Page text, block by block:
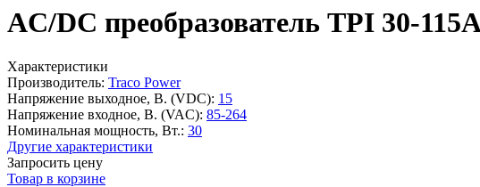
AC/DC преобразователь TPI 30-
Характеристики
Производитель: Traco Power
Напряжение выходное, В. (VDC): 15
Напряжение входное, В. (VAC): 85-264
Номинальная мощность, Вт.: 30
Другие характеристики
Запросить цену
Товар в корзине